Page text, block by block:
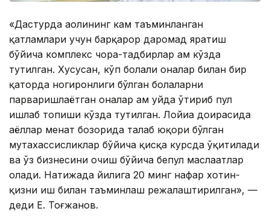
«Дастурда аҳолининг кам таъминланган
қатламлари учун барқарор даромад яратиш
бўйича комплекс чора-тадбирлар ҳам кўзда
тутилган. Хусусан, кўп болали оналар билан бир
қаторда ногиронлиги бўлган болаларни
парваришлаётган оналар ҳам уйда ўтириб пул
ишлаб топиши кўзда тутилган. Лойиҳа доирасида
аёллар меҳнат бозорида талаб юқори бўлган
мутахассисликлар бўйича қисқа курсда ўқитилади
ва ўз бизнесини очиш бўйича бепул маслаҳатлар
олади. Натижада йилига 20 минг нафар хотин-
қизни иш билан таъминлаш режалаштирилган», —
деди Е. Тоғжанов.